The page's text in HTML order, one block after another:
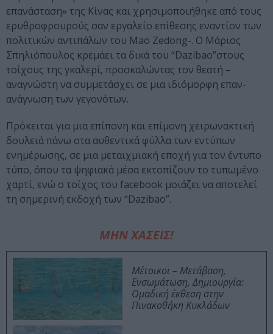
επανάσταση» της Κίνας και χρησιμοποιήθηκε από τους
ερυθροφρουρούς σαν εργαλείο επίθεσης εναντίον των
πολιτικών αντιπάλων του Mao Zedong-. Ο Μάριος
Σπηλιόπουλος κρεμάει τα δικά του “Dazibao”στους
τοίχους της γκαλερί, προσκαλώντας τον θεατή –
αναγνώστη να συμμετάσχει σε μια ιδιόμορφη επαν-
ανάγνωση των γεγονότων.
Πρόκειται για μια επίπονη και επίμονη χειρωνακτική
δουλειά πάνω στα αυθεντικά φύλλα των εντύπων
ενημέρωσης, σε μια μεταιχμιακή εποχή για τον έντυπο
τύπο, όπου τα ψηφιακά μέσα εκτοπίζουν το τυπωμένο
χαρτί, ενώ ο τοίχος του facebook μοιάζει να αποτελεί
τη σημερινή εκδοχή των “Dazibao”.
ΜΗΝ ΧΑΣΕΙΣ!
Μέτοικοι – Μετάβαση,
Ενσωμάτωση, Δημιουργία:
Ομαδική έκθεση στην
Πινακοθήκη Κυκλάδων